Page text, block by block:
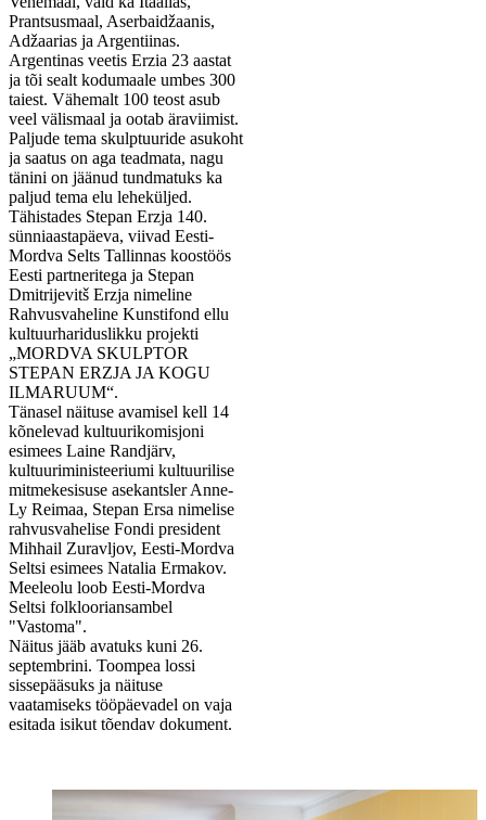
Prantsusmaal, Aserbaidžaanis,
Adžaarias ja Argentiinas.
Argentinas veetis Erzia 23 aastat
ja tõi sealt kodumaale umbes 300
taiest. Vähemalt 100 teost asub
veel välismaal ja ootab äraviimist.
Paljude tema skulptuuride asukoht
ja saatus on aga teadmata, nagu
tänini on jäänud tundmatuks ka
paljud tema elu leheküljed.
Tähistades Stepan Erzja 140.
sünniaastapäeva, viivad Eesti-
Mordva Selts Tallinnas koostöös
Eesti partneritega ja Stepan
Dmitrijevitš Erzja nimeline
Rahvusvaheline Kunstifond ellu
kultuurhariduslikku projekti
„MORDVA SKULPTOR
STEPAN ERZJA JA KOGU
ILMARUUM“.
Tänasel näituse avamisel kell 14
kõnelevad kultuurikomisjoni
esimees Laine Randjärv,
kultuuriministeeriumi kultuurilise
mitmekesisuse asekantsler Anne-
Ly Reimaa, Stepan Ersa nimelise
rahvusvahelise Fondi president
Mihhail Zuravljov, Eesti-Mordva
Seltsi esimees Natalia Ermakov.
Meeleolu loob Eesti-Mordva
Seltsi folklooriansambel
"Vastoma".
Näitus jääb avatuks kuni 26.
septembrini. Toompea lossi
sissepääsuks ja näituse
vaatamiseks tööpäevadel on vaja
esitada isikut tõendav dokument.